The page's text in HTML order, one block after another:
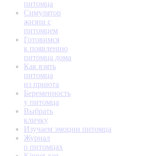
питомца
Симулятор
жизни с
питомцем
Готовимся
к появлению
питомца дома
Как взять
питомца
из приюта
Беременность
у питомца
Выбрать
кличку
Изучаем эмоции питомца
Журнал
о питомцах